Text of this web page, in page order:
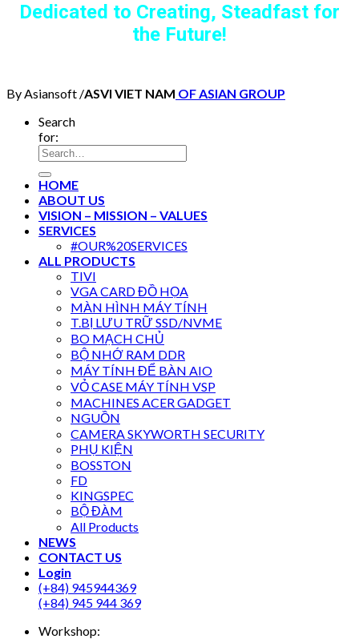
Dedicated to Creating, Steadfast for
the Future!
By Asiansoft /ASVI VIET NAM OF ASIAN GROUP
Search
for:
HOME
ABOUT US
VISION – MISSION – VALUES
SERVICES
#OUR%20SERVICES
ALL PRODUCTS
TIVI
VGA CARD ĐỒ HỌA
MÀN HÌNH MÁY TÍNH
T.BỊ LƯU TRỮ SSD/NVME
BO MẠCH CHỦ
BỘ NHỚ RAM DDR
MÁY TÍNH ĐỂ BÀN AIO
VỎ CASE MÁY TÍNH VSP
MACHINES ACER GADGET
NGUỒN
CAMERA SKYWORTH SECURITY
PHỤ KIỆN
BOSSTON
FD
KINGSPEC
BỘ ĐÀM
All Products
NEWS
CONTACT US
Login
(+84) 945944369
(+84) 945 944 369
Workshop: